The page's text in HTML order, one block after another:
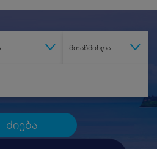
მთაწმინდა
ძიება